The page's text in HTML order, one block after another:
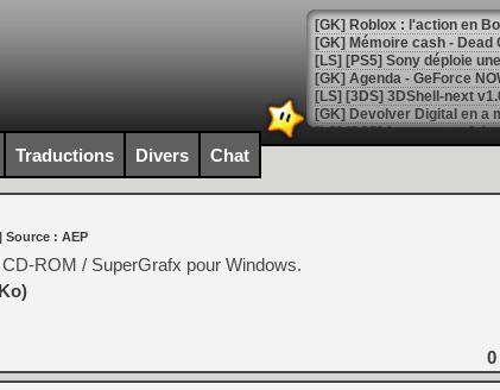
[GK] Roblox : l'action en
[GK] Agenda - GeForce
[GK] Devolver Digital en a
[LS] [PS5] ps5-y2jb-
[GK] Pourquoi Marvel
[GK] Test : Restory : Chill
[GK] GTA 6 : Rockstar
[GK] Hot Wheels Infinite
[GK] Mémoire cash -
[GK] Résultats Nintendo :
[GK] Déjà des
[Mo5] Brickboy cherche à
[GK] Minecraft et ses «
Traductions Divers Chat
| Source : AEP
ROM / SuperGrafx pour Windows.
0